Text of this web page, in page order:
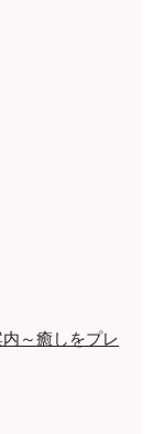
～癒しをプレ